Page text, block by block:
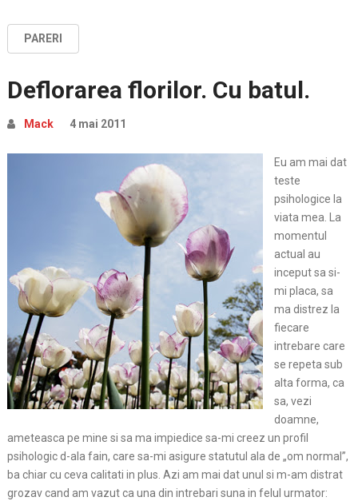
PARERI
Deflorarea florilor. Cu batul.
Mack 4 mai 2011
Eu am mai dat
teste
psihologice la
viata mea. La
momentul
actual au
inceput sa si-
mi placa, sa
ma distrez la
fiecare
intrebare care
se repeta sub
alta forma, ca
sa, vezi
doamne,
ameteasca pe mine si sa ma impiedice sa-mi creez un profil
psihologic d-ala fain, care sa-mi asigure statutul ala de „om normal”,
ba chiar cu ceva calitati in plus. Azi am mai dat unul si m-am distrat
grozav cand am vazut ca una din intrebari suna in felul urmator: